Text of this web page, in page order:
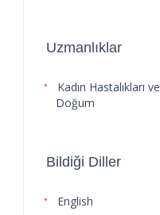
Uzmanlıklar
Kadın Hastalıkları ve
Doğum
Bildiği Diller
English